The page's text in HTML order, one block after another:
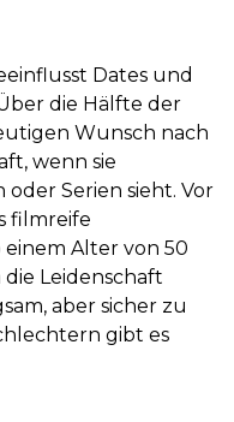
Dates und
die Hälfte der
Wunsch nach
wenn sie
Serien sieht. Vor
filmreife
Alter von 50
Leidenschaft
aber sicher zu
gibt es